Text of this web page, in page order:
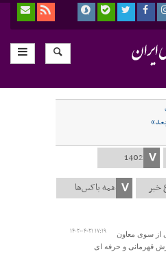
۱۴۰۲-۰۴-۲۱ ۱۷:۱۹
سوی معاون
قهرمانی و حرفه ای